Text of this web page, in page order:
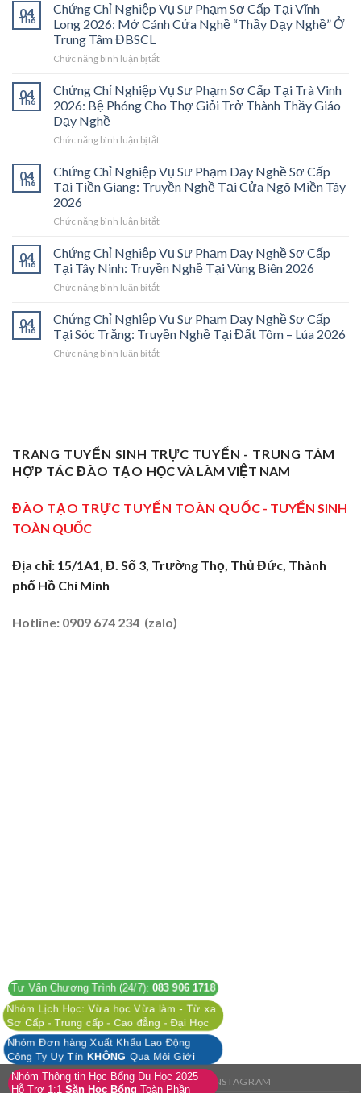
04
Th6
Chứng Chỉ Nghiệp Vụ Sư Phạm Sơ Cấp Tại Vĩnh
Long 2026: Mở Cánh Cửa Nghề “Thầy Dạy Nghề” Ở
Trung Tâm ĐBSCL
Chức năng bình luận bị tắtở
Chỉ
Nghiệp
Vụ
Phạm
Cấp
Tại
Vĩnh
2026:
Cánh
Cửa
“Thầy
Nghề”
Ở
Tâm
04
Th6
Chứng Chỉ Nghiệp Vụ Sư Phạm Sơ Cấp Tại Trà Vinh
2026: Bệ Phóng Cho Thợ Giỏi Trở Thành Thầy Giáo
Dạy Nghề
Chức năng bình luận bị tắtở
Chỉ
Nghiệp
Vụ
Phạm
Cấp
Tại
Trà
Vinh
Bệ
Phóng
Cho
Thợ
Nghề
04
Th6
Chứng Chỉ Nghiệp Vụ Sư Phạm Dạy Nghề Sơ Cấp
Tại Tiền Giang: Truyền Nghề Tại Cửa Ngõ Miền Tây
2026
Chức năng bình luận bị tắtở
Chỉ
Nghiệp
Vụ
Sư
Dạy
Nghề
Sơ
Cấp
Cửa
Ngõ
Miền
2026
04
Th6
Chứng Chỉ Nghiệp Vụ Sư Phạm Dạy Nghề Sơ Cấp
Tại Tây Ninh: Truyền Nghề Tại Vùng Biên 2026
Chức năng bình luận bị tắtở
Chỉ
Nghiệp
Vụ
Sư
Tây
Ninh:
Truyền
Tại
04
Th6
Chứng Chỉ Nghiệp Vụ Sư Phạm Dạy Nghề Sơ Cấp
Tại Sóc Trăng: Truyền Nghề Tại Đất Tôm – Lúa 2026
Chức năng bình luận bị tắtở
Dạy
Nghề
Sơ
Tại
Nghề
Tại
Lúa
TRANG TUYỂN SINH TRỰC TUYẾN - TRUNG TÂM
HỢP TÁC ĐÀO TẠO HỌC VÀ LÀM VIỆT NAM
ĐÀO TẠO TRỰC TUYẾN TOÀN QUỐC - TUYỂN SINH
TOÀN QUỐC
Địa chỉ: 15/1A1, Đ. Số 3, Trường Thọ, Thủ Đức, Thành
phố Hồ Chí Minh
Hotline: 0909 674 234 (zalo)
FACEBOOK TWITTER INSTAGRAM
Tư Vấn Chương Trình (24/7): 083 906 1718
Nhóm Lịch Học: Vừa học Vừa làm - Từ xa
Sơ Cấp - Trung cấp - Cao đẳng - Đại Học
Nhóm Đơn hàng Xuất Khẩu Lao Động
Công Ty Uy Tín KHÔNG Qua Môi Giới
Nhóm Thông tin Học Bổng Du Học 2025
Hỗ Trợ 1:1 Săn Học Bổng Toàn Phần